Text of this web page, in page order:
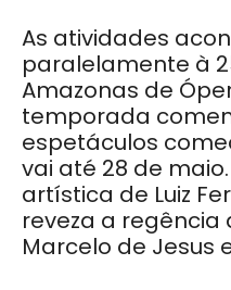
As atividades
paralelamente à
Amazonas de
temporada
espetáculos
vai até 28 de
artística de Luiz
reveza a
Marcelo de Jesus